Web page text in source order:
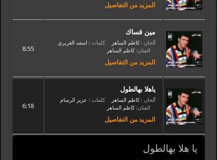
المزيد من التفاصيل
مين قساك
ألحان :كاظم الساهر كلمات : اسعد الغريري
الفنان:كاظم الساهر
المزيد من التفاصيل
8:55
ياهلا بهالطول
ألحان :كاظم الساهر كلمات : عزيز الرسام
الفنان:كاظم الساهر
المزيد من التفاصيل
6:18
يا هلا بهالطول